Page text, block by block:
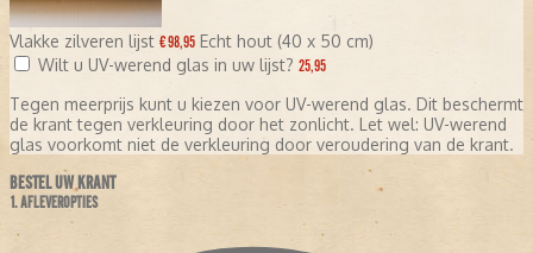
Vlakke zilveren lijst € 98,95 Echt hout (40 x 50 cm)
Wilt u UV-werend glas in uw lijst? 25,95
Tegen meerprijs kunt u kiezen voor UV-werend glas. Dit beschermt
de krant tegen verkleuring door het zonlicht. Let wel: UV-werend
glas voorkomt niet de verkleuring door veroudering van de krant.
BESTEL UW KRANT
1. AFLEVEROPTIES